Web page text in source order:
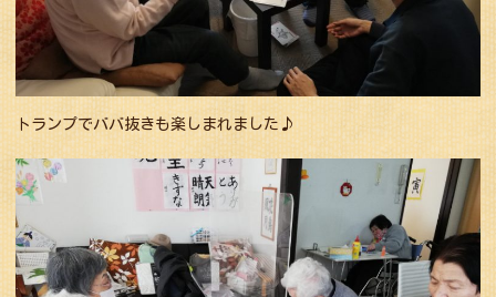
トランプでババ抜きも楽しまれました♪